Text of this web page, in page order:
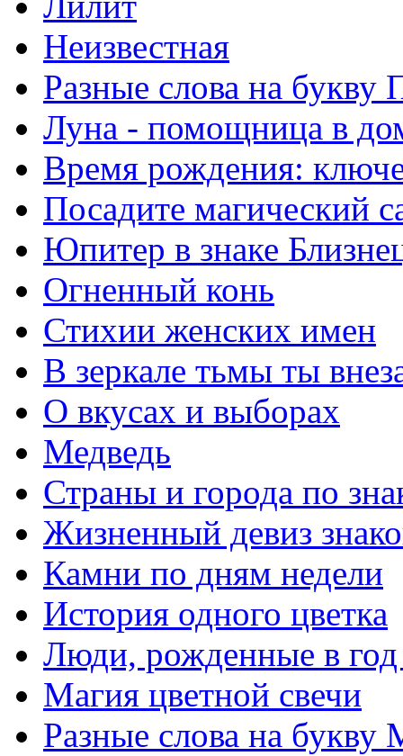
Неизвестная
Разные слова на букву
Луна - помощница в
Время рождения:
Посадите магический
Юпитер в знаке
Огненный конь
Стихии женских имен
В зеркале тьмы ты
О вкусах и выборах
Медведь
Страны и города по
Жизненный девиз
Камни по дням недели
История одного цветка
Люди, рожденные в
Магия цветной свечи
Разные слова на букву